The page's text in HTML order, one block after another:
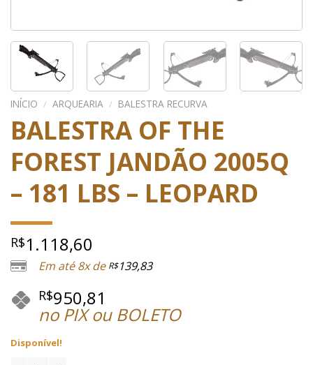
INÍCIO / ARQUEARIA / BALESTRA RECURVA
BALESTRA OF THE
FOREST JANDÃO 2005Q
– 181 LBS – LEOPARD
R$1.118,60
Em até 8x de R$139,83
R$950,81
no PIX ou BOLETO
Disponível!